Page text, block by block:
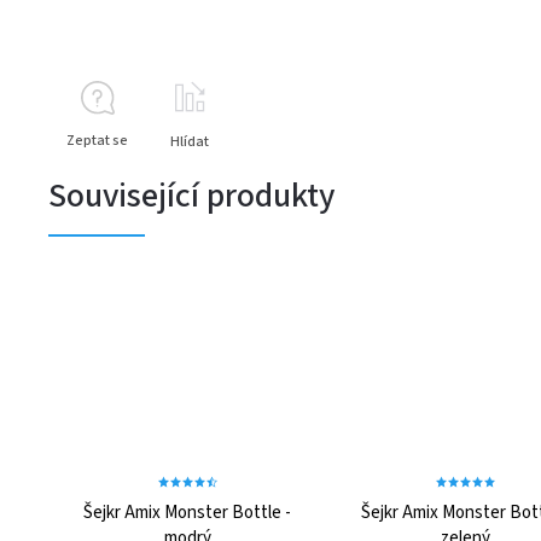
Zeptat se Hlídat
Související produkty
Šejkr Amix Monster Bottle -
Šejkr Amix Monster